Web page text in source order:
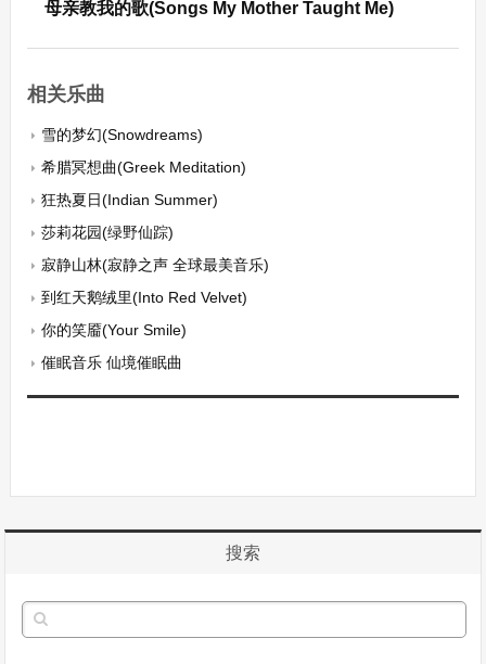
母亲教我的歌(Songs My Mother Taught Me)
相关乐曲
雪的梦幻(Snowdreams)
希腊冥想曲(Greek Meditation)
狂热夏日(Indian Summer)
莎莉花园(绿野仙踪)
寂静山林(寂静之声 全球最美音乐)
到红天鹅绒里(Into Red Velvet)
你的笑靥(Your Smile)
催眠音乐 仙境催眠曲
搜索